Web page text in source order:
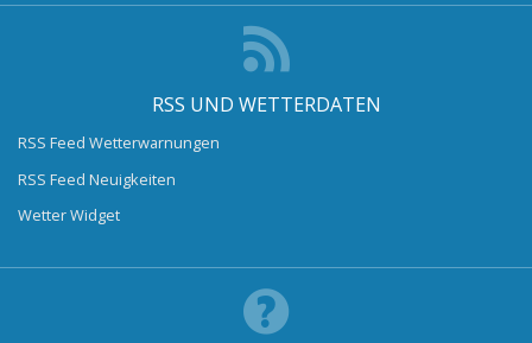
RSS UND WETTERDATEN
RSS Feed Wetterwarnungen
RSS Feed Neuigkeiten
Wetter Widget